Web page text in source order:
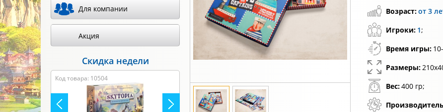
Возраст:от 3
Игроки: 1;
Время игры:
Размеры:
Вес:400 гр;
Для компании
Акция
Скидка недели
Код товара: 8317